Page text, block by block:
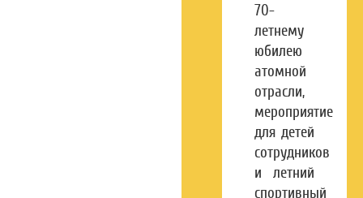
70-
летнему
юбилею
атомной
отрасли,
мероприятие
для детей
сотрудников
и летний
спортивный